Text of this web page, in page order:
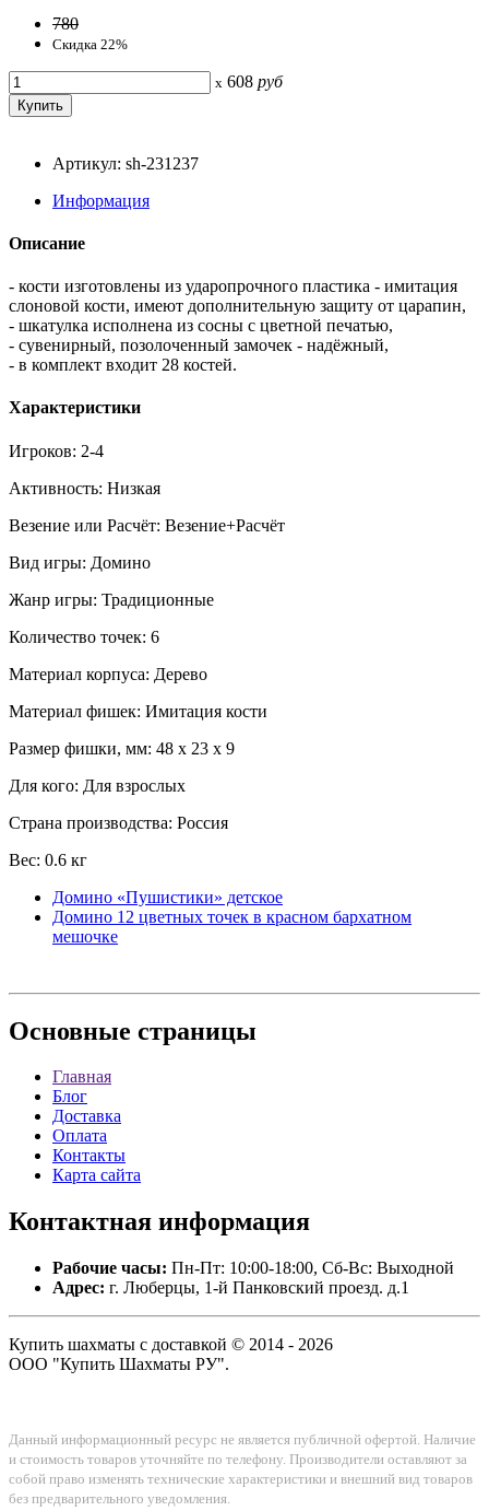
780
Скидка 22%
x 608 руб
Артикул: sh-231237
Информация
Описание
- кости изготовлены из ударопрочного пластика - имитация
слоновой кости, имеют дополнительную защиту от царапин,
- шкатулка исполнена из сосны с цветной печатью,
- сувенирный, позолоченный замочек - надёжный,
- в комплект входит 28 костей.
Характеристики
Игроков: 2-4
Активность: Низкая
Везение или Расчёт: Везение+Расчёт
Вид игры: Домино
Жанр игры: Традиционные
Количество точек: 6
Материал корпуса: Дерево
Материал фишек: Имитация кости
Размер фишки, мм: 48 x 23 x 9
Для кого: Для взрослых
Страна производства: Россия
Вес: 0.6 кг
Домино «Пушистики» детское
Домино 12 цветных точек в красном бархатном
мешочке
Основные страницы
Главная
Блог
Доставка
Оплата
Контакты
Карта сайта
Контактная информация
Рабочие часы: Пн-Пт: 10:00-18:00, Сб-Вс: Выходной
Адрес: г. Люберцы, 1-й Панковский проезд. д.1
Купить шахматы с доставкой © 2014 - 2026
ООО "Купить Шахматы РУ".
Данный информационный ресурс не является публичной офертой. Наличие
и стоимость товаров уточняйте по телефону. Производители оставляют за
собой право изменять технические характеристики и внешний вид товаров
без предварительного уведомления.